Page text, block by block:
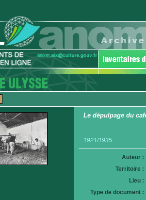
Le dépulpage du
1921/1935
Auteur :
Territoire :
Lieu :
Type de document :